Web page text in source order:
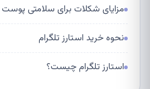
مزایای شکلات برای سلامتی پوست
نحوه خرید استارز تلگرام
استارز تلگرام چیست؟